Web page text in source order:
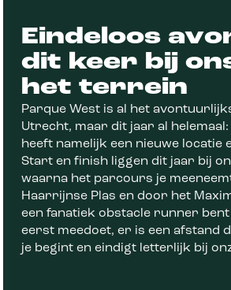
Eindeloos
dit keer bij
het terrein
Parque West is al het
Utrecht, maar dit jaar al helemaal:
heeft namelijk een nieuwe locatie
Start en finish liggen dit jaar bij
waarna het parcours je
Haarrijnse Plas en door het
een fanatiek obstacle runner
eerst meedoet, er is een afstand
je begint en eindigt letterlijk bij